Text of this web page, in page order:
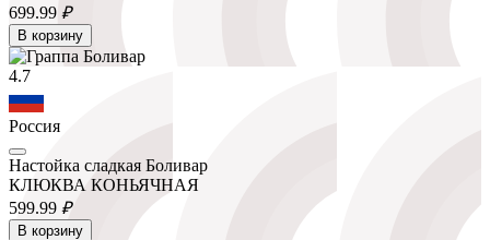
699.99 ₽
В корзину
4.7
Россия
Настойка сладкая Боливар
КЛЮКВА КОНЬЯЧНАЯ
599.99 ₽
В корзину